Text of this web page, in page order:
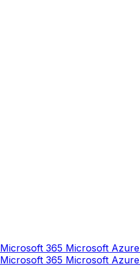
Microsoft 365 Microsoft Azure
Microsoft 365 Microsoft Azure